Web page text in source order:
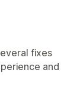
fixes
and